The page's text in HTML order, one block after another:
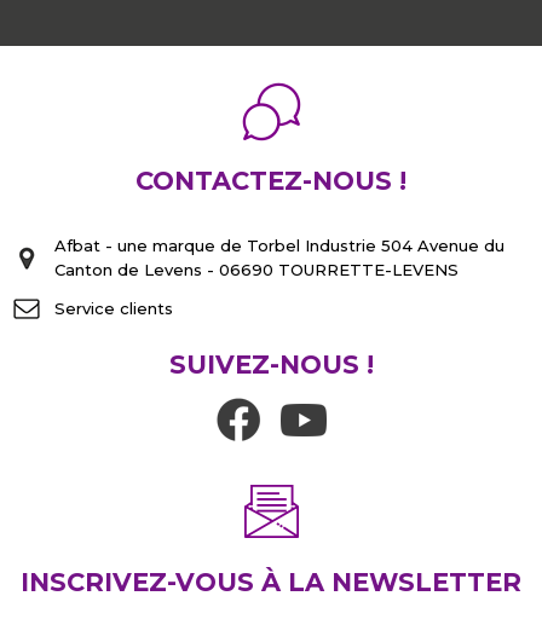
CONTACTEZ-NOUS !
Afbat - une marque de Torbel Industrie 504 Avenue du
Canton de Levens - 06690 TOURRETTE-LEVENS
Service clients
SUIVEZ-NOUS !
INSCRIVEZ-VOUS À LA NEWSLETTER